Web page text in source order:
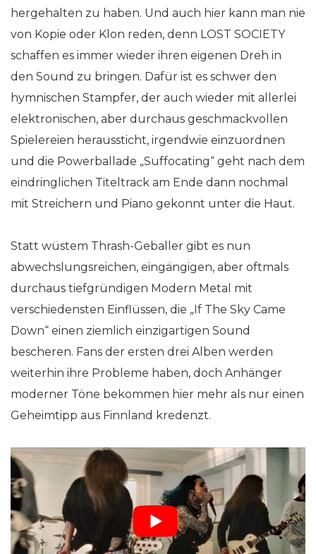
hergehalten zu haben. Und auch hier kann man nie
von Kopie oder Klon reden, denn LOST SOCIETY
schaffen es immer wieder ihren eigenen Dreh in
den Sound zu bringen. Dafür ist es schwer den
hymnischen Stampfer, der auch wieder mit allerlei
elektronischen, aber durchaus geschmackvollen
Spielereien heraussticht, irgendwie einzuordnen
und die Powerballade „Suffocating“ geht nach dem
eindringlichen Titeltrack am Ende dann nochmal
mit Streichern und Piano gekonnt unter die Haut.
Statt wüstem Thrash-Geballer gibt es nun
abwechslungsreichen, eingängigen, aber oftmals
durchaus tiefgründigen Modern Metal mit
verschiedensten Einflüssen, die „If The Sky Came
Down“ einen ziemlich einzigartigen Sound
bescheren. Fans der ersten drei Alben werden
weiterhin ihre Probleme haben, doch Anhänger
moderner Töne bekommen hier mehr als nur einen
Geheimtipp aus Finnland kredenzt.